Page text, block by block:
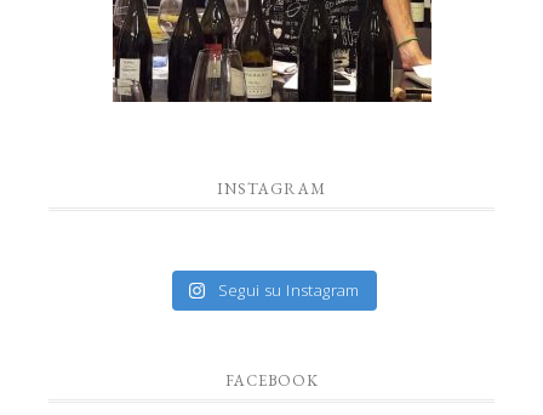
INSTAGRAM
Segui su Instagram
FACEBOOK